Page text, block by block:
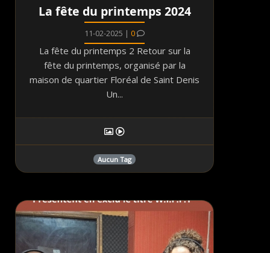
La fête du printemps 2024
11-02-2025 | 0
La fête du printemps 2 Retour sur la
fête du printemps, organisé par la
maison de quartier Floréal de Saint Denis
Un...
Aucun Tag